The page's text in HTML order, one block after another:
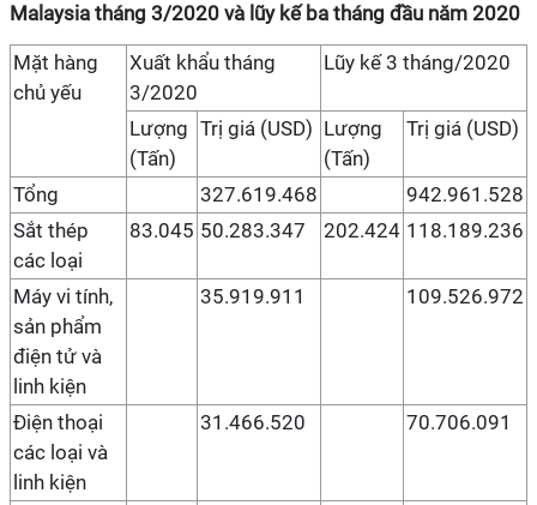
Malaysia tháng 3/2020 và lũy kế ba tháng đầu năm 2020
Mặt hàng
chủ yếu
Xuất khẩu tháng
3/2020
Lũy kế 3 tháng/2020
Lượng
(Tấn)
Trị giá (USD) Lượng
(Tấn)
Trị giá (USD)
Tổng 327.619.468
942.961.528
Sắt thép
các loại
83.045 50.283.347 202.424 118.189.236
Máy vi tính,
sản phẩm
điện tử và
linh kiện
35.919.911 109.526.972
Điện thoại
các loại và
linh kiện
31.466.520 70.706.091